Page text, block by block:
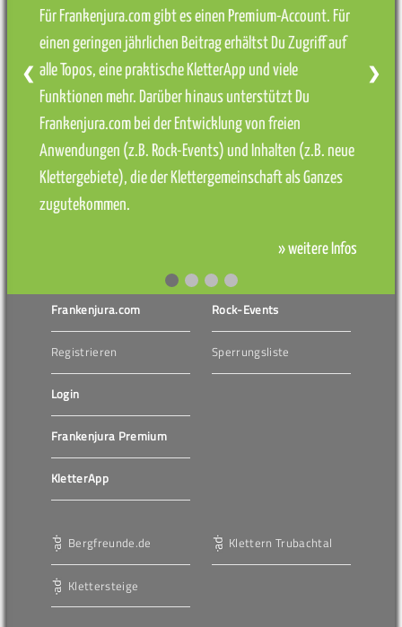
Für Frankenjura.com gibt es einen Premium-Account. Für
einen geringen jährlichen Beitrag erhältst Du Zugriff auf
alle Topos, eine praktische KletterApp und viele
Funktionen mehr. Darüber hinaus unterstützt Du
Frankenjura.com bei der Entwicklung von freien
Anwendungen (z.B. Rock-Events) und Inhalten (z.B. neue
Klettergebiete), die der Klettergemeinschaft als Ganzes
zugutekommen.
» weitere Infos
❮ ❯
Frankenjura.com
Registrieren
Login
Frankenjura Premium
KletterApp
Rock-Events
Sperrungsliste
Bergfreunde.de
Klettersteige
Klettern Trubachtal